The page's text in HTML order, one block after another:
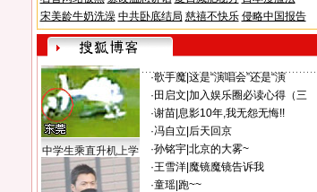
宋美龄牛奶洗澡 中共卧底结局 慈禧不快乐 侵略中国报告
中学生乘直升机上学
·歌手魔| 这是“演唱会”还是“演
· 田启文 加入娱乐圈必读心得（三
·谢苗| 息影10年,我无怨无悔!!
·冯自立 后天回京
·孙铭宇| 北京的大雾~
·王雪洋| 魔镜魔镜告诉我
·童瑶| 跑~~